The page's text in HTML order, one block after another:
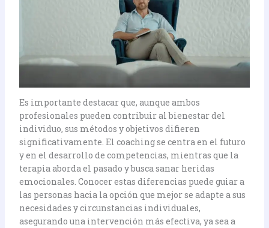
Es importante destacar que, aunque ambos
profesionales pueden contribuir al bienestar del
individuo, sus métodos y objetivos difieren
significativamente. El coaching se centra en el futuro
y en el desarrollo de competencias, mientras que la
terapia aborda el pasado y busca sanar heridas
emocionales. Conocer estas diferencias puede guiar a
las personas hacia la opción que mejor se adapte a sus
necesidades y circunstancias individuales,
asegurando una intervención más efectiva, ya sea a